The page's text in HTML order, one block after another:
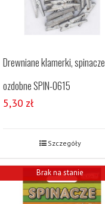
Drewniane klamerki, spinacze
ozdobne SPIN-0615
5,30 zł
Szczegóły
Brak na stanie